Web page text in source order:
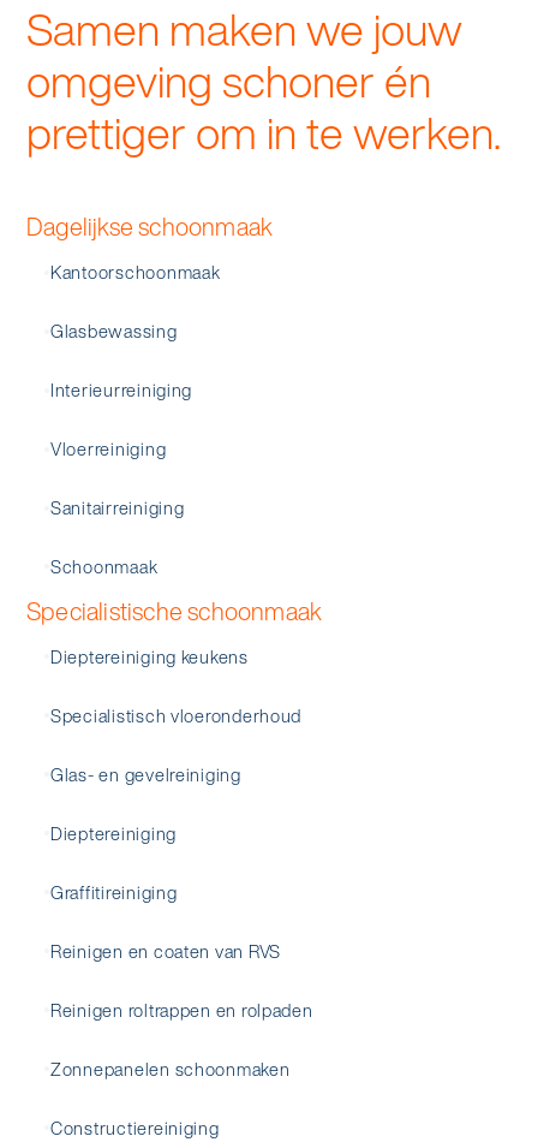
Samen maken we jouw
omgeving schoner én
prettiger om in te werken.
Dagelijkse schoonmaak
Kantoorschoonmaak
Glasbewassing
Interieurreiniging
Vloerreiniging
Sanitairreiniging
Schoonmaak
Specialistische schoonmaak
Dieptereiniging keukens
Specialistisch vloeronderhoud
Glas- en gevelreiniging
Dieptereiniging
Graffitireiniging
Reinigen en coaten van RVS
Reinigen roltrappen en rolpaden
Zonnepanelen schoonmaken
Constructiereiniging